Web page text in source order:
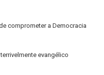
comprometer a Democracia
evangélico